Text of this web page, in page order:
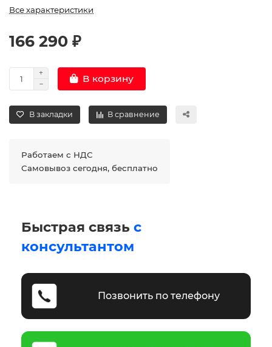
Все характеристики
166 290 ₽
В корзину
В закладки В сравнение
Работаем с НДС
Самовывоз сегодня, бесплатно
Быстрая связь с
консультантом
Позвонить по телефону